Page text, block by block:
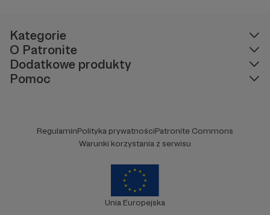
Kategorie
O Patronite
Dodatkowe produkty
Pomoc
RegulaminPolityka prywatnościPatronite Commons
Warunki korzystania z serwisu
Unia Europejska